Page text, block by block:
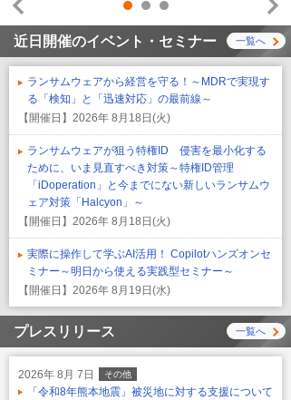
1 2
3
Prev
Next
近日開催のイベント・セミナー 一覧へ
ランサムウェアから経営を守る！～MDRで実現す
る「検知」と「迅速対応」の最前線～
【開催日】 2026年 8月18日(火)
ランサムウェアが狙う特権ID 侵害を最小化する
ために、いま見直すべき対策～特権ID管理
「iDoperation」と今までにない新しいランサムウ
ェア対策「Halcyon」～
【開催日】 2026年 8月18日(火)
実際に操作して学ぶAI活用！ Copilotハンズオンセ
ミナー～明日から使える実践型セミナー～
【開催日】 2026年 8月19日(水)
プレスリリース 一覧へ
2026年 8月 7日 その他
「令和8年熊本地震」被災地に対する支援について